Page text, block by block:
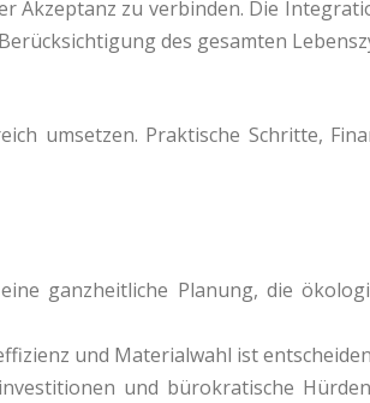
Akzeptanz zu verbinden. Die
des gesamten
umsetzen. Praktische Schritte,
ganzheitliche Planung, die
und Materialwahl ist
und bürokratische